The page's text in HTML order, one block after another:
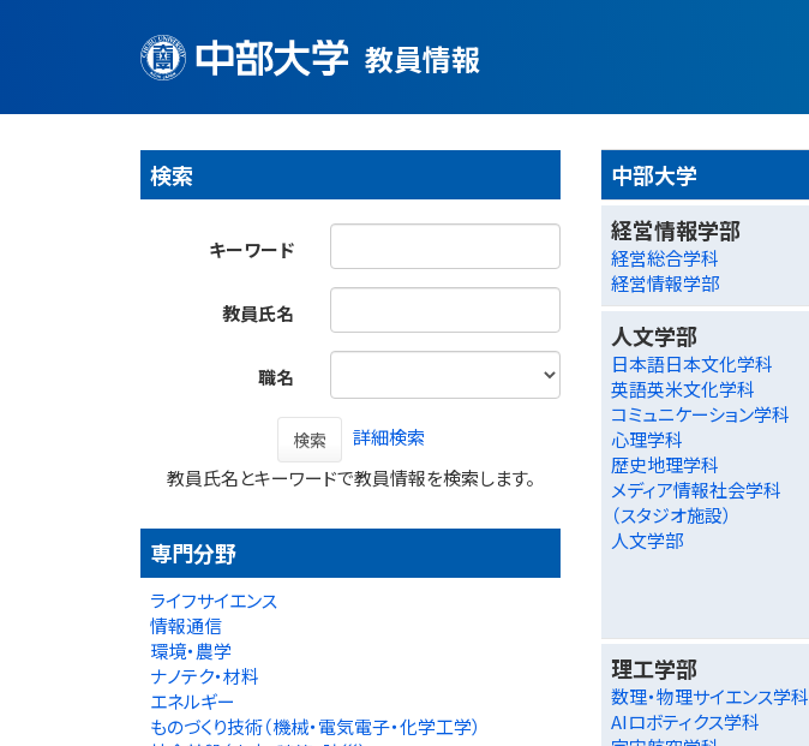
教員情報
検索
キーワード
教員氏名
職名
検索
詳細検索
教員氏名とキーワードで教員情報を検索します。
専門分野
ライフサイエンス
情報通信
環境・農学
ナノテク・材料
エネルギー
ものづくり技術（機械・電気電子・化学工学）
中部大学
経営情報学部
経営総合学科
経営情報学部
人文学部
日本語日本文化学科
英語英米文化学科
コミュニケーション学科
心理学科
歴史地理学科
メディア情報社会学科
（スタジオ施設）
人文学部
理工学部
数理・物理サイエンス学科
AIロボティクス学科